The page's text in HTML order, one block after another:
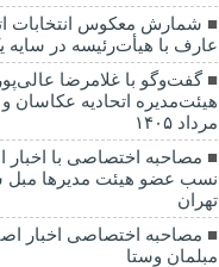
شمارش معکوس انتخابات
عارف با هیأت‌رئیسه در
گفت‌وگو با غلامرضا
مرداد ۱۴۰۵
مصاحبه اختصاصی با اخبار
نسب عضو هیئت مدیرها مبل
تهران
مصاحبه اختصاصی اخبار
مبلمان وستا